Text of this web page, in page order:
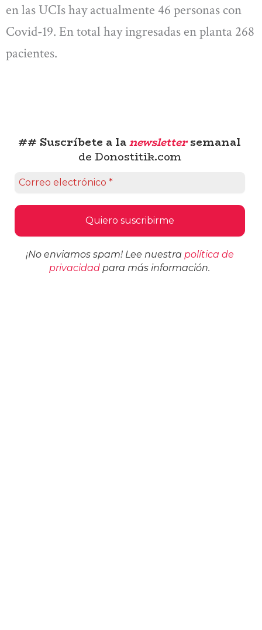
en las UCIs hay actualmente 46 personas con
Covid-19. En total hay ingresadas en planta 268
pacientes.
## Suscríbete a lanewslettersemanal
de Donostitik.com
¡No enviamos spam! Lee nuestra política de
privacidad para más información.